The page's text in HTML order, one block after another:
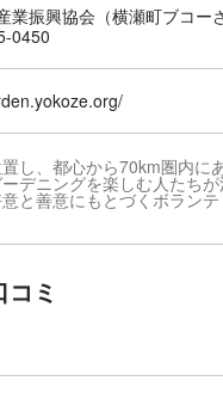
業振興協会（横瀬町ブコー
0450
し、都心から70km圏内に
デニングを楽しむ人たち
善意にもとづくボランテ
コミ